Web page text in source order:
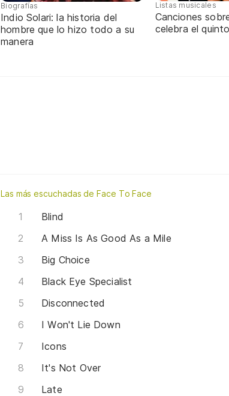
Biografías
Indio Solari: la historia del
hombre que lo hizo todo a su
manera
Listas musicales
Canciones
celebra el
Las más escuchadas de Face To Face
Blind
A Miss Is As Good As a Mile
Big Choice
Black Eye Specialist
Disconnected
I Won't Lie Down
Icons
It's Not Over
Late